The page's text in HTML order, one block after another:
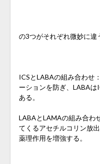
の3つがそれぞれ微妙に違
ICSとLABAの組み合わせ
ーションを防ぎ、LABA
ある。
LABAとLAMAの組み合わ
てくるアセチルコリン放
薬理作用を増強する。